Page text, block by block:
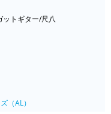
ットギター/尺八
（AL）